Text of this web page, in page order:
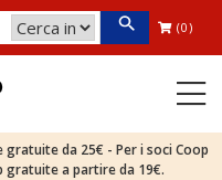
(0)
da 25€ - Per i soci Coop
gratuite a partire da 19€.